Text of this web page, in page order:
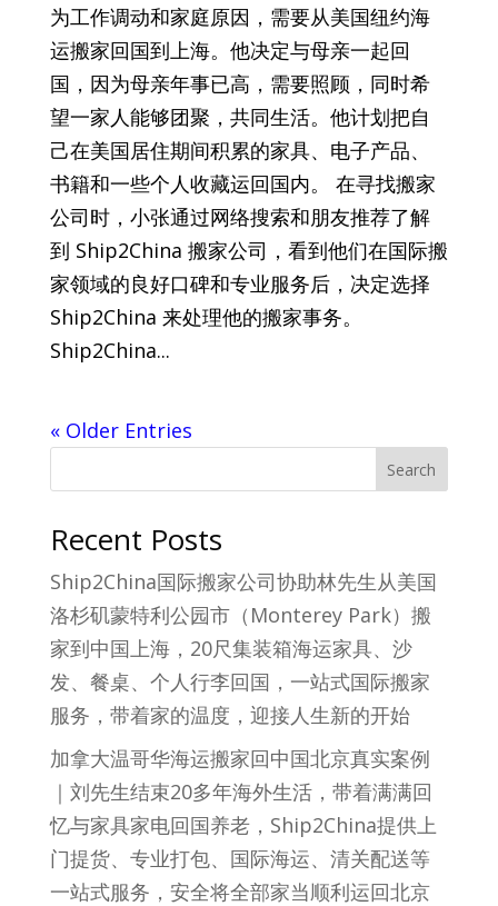
为工作调动和家庭原因，需要从美国纽约海
运搬家回国到上海。他决定与母亲一起回
国，因为母亲年事已高，需要照顾，同时希
望一家人能够团聚，共同生活。他计划把自
己在美国居住期间积累的家具、电子产品、
书籍和一些个人收藏运回国内。 在寻找搬家
公司时，小张通过网络搜索和朋友推荐了解
到 Ship2China 搬家公司，看到他们在国际搬
家领域的良好口碑和专业服务后，决定选择
Ship2China 来处理他的搬家事务。
Ship2China...
« Older Entries
Search
Recent Posts
Ship2China国际搬家公司协助林先生从美国
洛杉矶蒙特利公园市（Monterey Park）搬
家到中国上海，20尺集装箱海运家具、沙
发、餐桌、个人行李回国，一站式国际搬家
服务，带着家的温度，迎接人生新的开始
加拿大温哥华海运搬家回中国北京真实案例
｜刘先生结束20多年海外生活，带着满满回
忆与家具家电回国养老，Ship2China提供上
门提货、专业打包、国际海运、清关配送等
一站式服务，安全将全部家当顺利运回北京